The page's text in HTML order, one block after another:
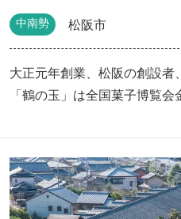
中南勢 松阪市
大正元年創業、松阪の創設
「鶴の玉」は全国菓子博覧
や創業百周年記念菓子「鈴ど